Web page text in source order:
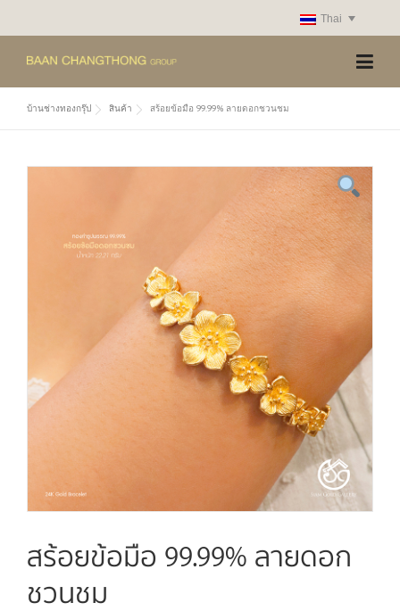
Thai
บ้านช่างทองกรุ๊ป สินค้า สร้อยข้อมือ 99.99% ลายดอกชวนชม
สร้อยข้อมือ 99.99% ลายดอก
ชวนชม